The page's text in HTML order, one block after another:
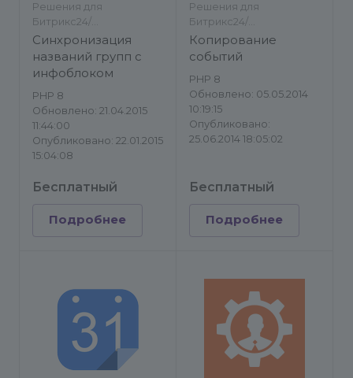
Решения для
Битрикс24/
Инструменты
Синхронизация
названий групп с
инфоблоком
PHP 8
Обновлено: 21.04.2015
11:44:00
Опубликовано: 22.01.2015
15:04:08
Бесплатный
Подробнее
Решения для
Битрикс24/
Инструменты
Копирование
событий
PHP 8
Обновлено: 05.05.2014
10:19:15
Опубликовано:
25.06.2014 18:05:02
Бесплатный
Подробнее